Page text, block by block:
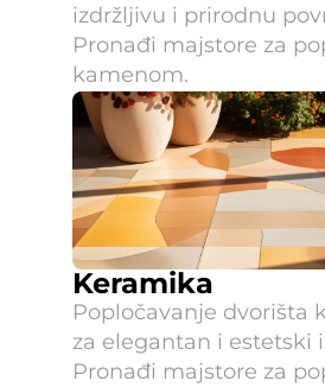
izdržljivu i prirodnu
Pronađi majstore za
kamenom.
Keramika
Popločavanje dvorišta
za elegantan i estetski
Pronađi majstore za